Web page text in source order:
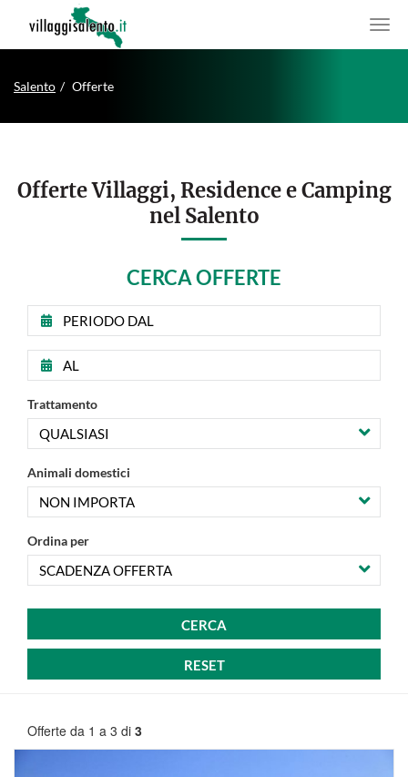
Salento Offerte
Offerte Villaggi, Residence e Camping
nel Salento
CERCA OFFERTE
Data
inizio
periodo
ricerca
offerte
Data
periodo
ricerca
offerte
Trattamento
Animali domestici
Ordina per
Offerte da 1 a 3 di 3